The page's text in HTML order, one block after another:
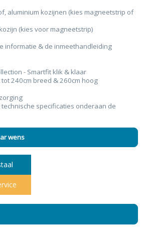
aluminium kozijnen (kies magneetstrip of
(kies voor magneetstrip)
informatie & de inmeethandleiding
- Smartfit klik & klaar
240cm breed & 260cm hoog
specificaties onderaan de
wens